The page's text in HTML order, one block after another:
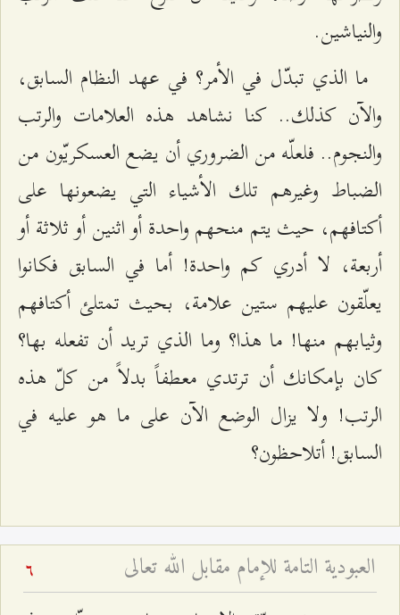
والنياشين.
ما الذي تبدّل في الأمر؟ في عهد النظام السابق،
والآن كذلك.. كنا نشاهد هذه العلامات والرتب
والنجوم.. فلعلّه من الضروري أن يضع العسكريّون من
الضباط وغيرهم تلك الأشياء التي يضعونها على
أكتافهم، حيث يتم منحهم واحدة أو اثنين أو ثلاثة أو
أربعة، لا أدري كم واحدة! أما في السابق فكانوا
يعلّقون عليهم ستين علامة، بحيث تمتلئ أكتافهم
وثيابهم منها! ما هذا؟ وما الذي تريد أن تفعله بها؟
كان بإمكانك أن ترتدي معطفاً بدلاً من كلّ هذه
الرتب! ولا يزال الوضع الآن على ما هو عليه في
السابق! أتلاحظون؟
العبودية التامة للإمام مقابل الله تعالى 6